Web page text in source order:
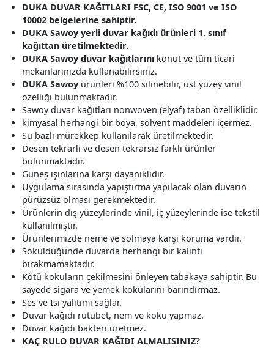
DUKA DUVAR KAĞITLARI FSC, CE, ISO 9001 ve ISO
10002 belgelerine sahiptir.
DUKA Sawoy yerli duvar kağıdı ürünleri 1. sınıf
kağıttan üretilmektedir.
DUKA Sawoy duvar kağıtlarını konut ve tüm ticari
mekanlarınızda kullanabilirsiniz.
DUKA Sawoy ürünleri %100 silinebilir, üst yüzey vinil
özelliği bulunmaktadır.
Sawoy duvar kağıtları nonwoven (elyaf) taban özelliklidir.
kimyasal herhangi bir boya, solvent maddeleri içermez.
Su bazlı mürekkep kullanılarak üretilmektedir.
Desen tekrarlı ve desen tekrarsız farklı ürünler
bulunmaktadır.
Güneş ışınlarına karşı dayanıklıdır.
Uygulama sırasında yapıştırma yapılacak olan duvarın
pürüzsüz olması gerekmektedir.
Ürünlerin dış yüzeylerinde vinil, iç yüzeylerinde ise tekstil
kullanılmıştır.
Ürünlerimizde neme ve solmaya karşı koruma vardır.
Söküldüğünde duvarda herhangi bir kalıntı
bırakmamaktadır.
Kötü kokuların çekilmesini önleyen tabakaya sahiptir. Bu
sayede sigara ve yemek kokularını barındırmaz.
Ses ve Isı yalıtımı sağlar.
Duvar kağıdı rutubet, nem ve koku yapmaz.
Duvar kağıdı bakteri üretmez.
KAÇ RULO DUVAR KAĞIDI ALMALISINIZ?